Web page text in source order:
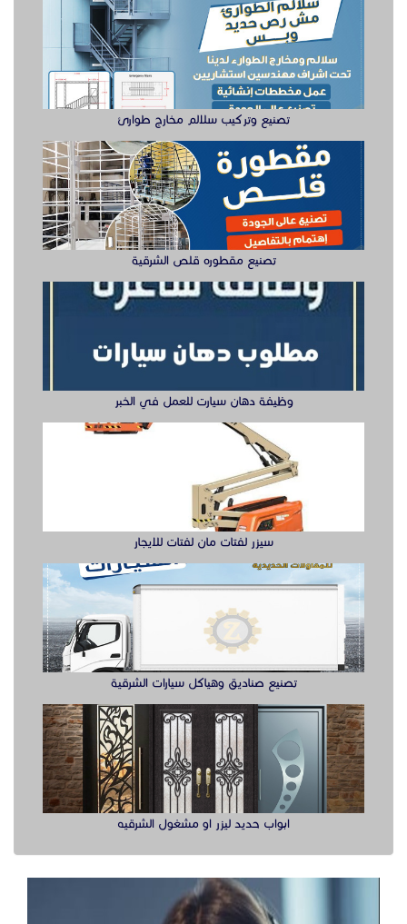
تصنيع مقطوره قلص الشرقية
وظيفة دهان سيارت للعمل في الخبر
تصنيع صناديق وهياكل سيارات الشرقية
ابواب حديد ليزر او مشغول الشرقيه